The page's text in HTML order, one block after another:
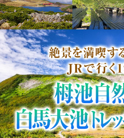
マイページ（予約確認・決済）
信州観光TOP
特集
観光スポット
モデルコース
ご案内